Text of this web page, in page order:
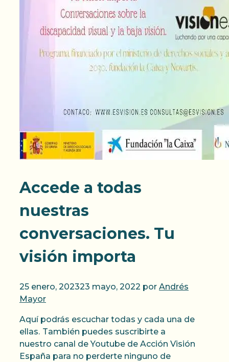
Accede a todas
nuestras
conversaciones. Tu
visión importa
25 enero, 202323 mayo, 2022 por Andrés
Mayor
Aquí podrás escuchar todas y cada una de
ellas. También puedes suscribirte a
nuestro canal de Youtube de Acción Visión
España para no perderte ninguno de